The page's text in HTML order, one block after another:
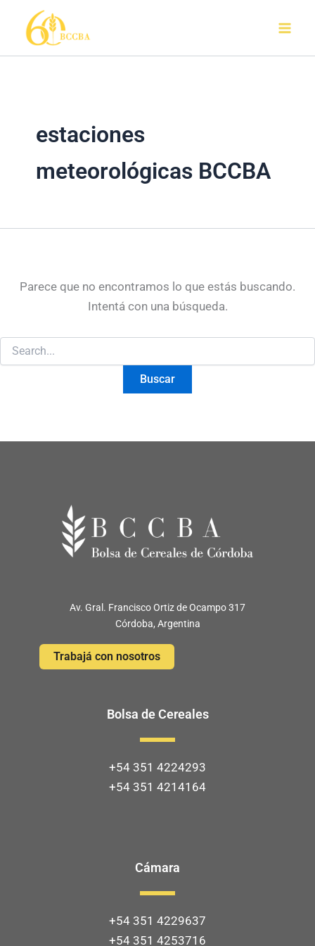
contenido
estaciones
meteorológicas BCCBA
Parece que no encontramos lo que estás buscando.
Intentá con una búsqueda.
Av. Gral. Francisco Ortiz de Ocampo 317
Córdoba, Argentina
Trabajá con nosotros
Bolsa de Cereales
+54 351 4224293
+54 351 4214164
Cámara
+54 351 4229637
+54 351 4253716